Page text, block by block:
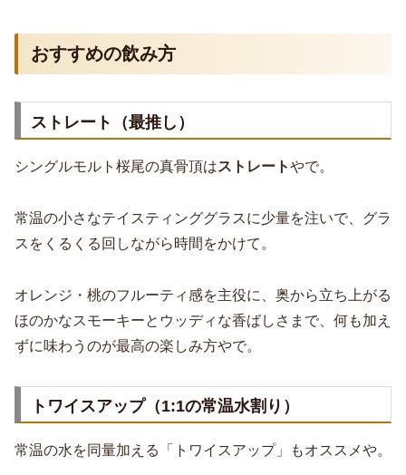
おすすめの飲み方
ストレート（最推し）
シングルモルト桜尾の真骨頂はストレートやで。
常温の小さなテイスティンググラスに少量を注いで、グラ
スをくるくる回しながら時間をかけて。
オレンジ・桃のフルーティ感を主役に、奥から立ち上がる
ほのかなスモーキーとウッディな香ばしさまで、何も加え
ずに味わうのが最高の楽しみ方やで。
トワイスアップ（1:1の常温水割り）
常温の水を同量加える「トワイスアップ」もオススメや。